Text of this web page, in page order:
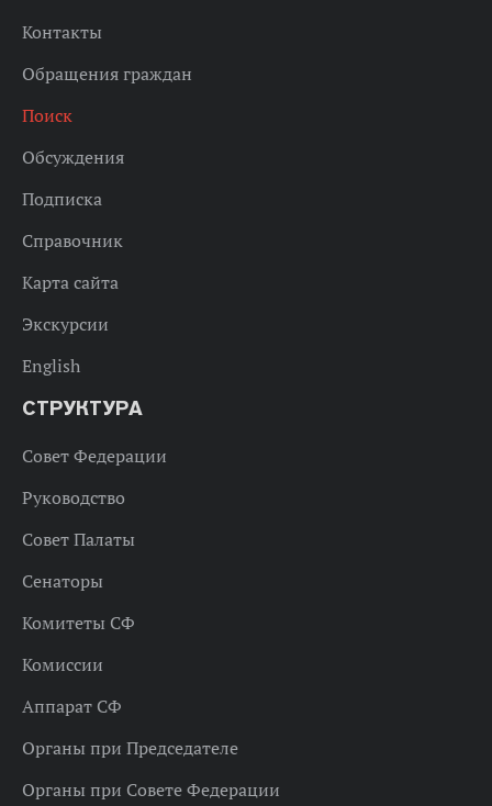
Контакты
Обращения граждан
Поиск
Обсуждения
Подписка
Справочник
Карта сайта
Экскурсии
English
СТРУКТУРА
Совет Федерации
Руководство
Совет Палаты
Сенаторы
Комитеты СФ
Комиссии
Аппарат СФ
Органы при Председателе
Органы при Совете Федерации